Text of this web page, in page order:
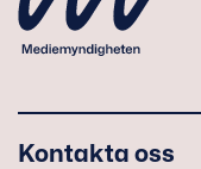
Kontakta oss